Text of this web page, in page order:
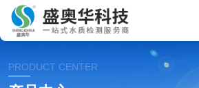
PRODUCT CENTER